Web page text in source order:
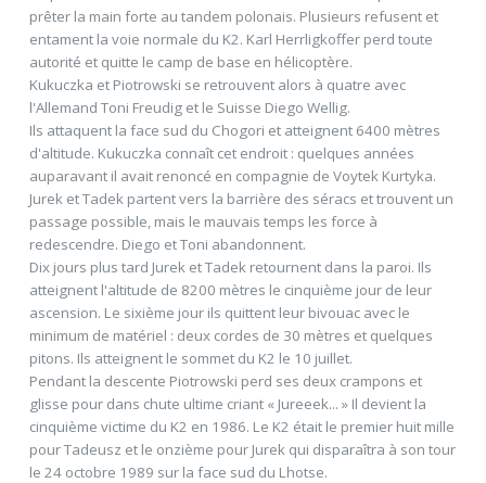
prêter la main forte au tandem polonais. Plusieurs refusent et
entament la voie normale du K2. Karl Herrligkoffer perd toute
autorité et quitte le camp de base en hélicoptère.
Kukuczka et Piotrowski se retrouvent alors à quatre avec
l'Allemand Toni Freudig et le Suisse Diego Wellig.
Ils attaquent la face sud du Chogori et atteignent 6400 mètres
d'altitude. Kukuczka connaît cet endroit : quelques années
auparavant il avait renoncé en compagnie de Voytek Kurtyka.
Jurek et Tadek partent vers la barrière des séracs et trouvent un
passage possible, mais le mauvais temps les force à
redescendre. Diego et Toni abandonnent.
Dix jours plus tard Jurek et Tadek retournent dans la paroi. Ils
atteignent l'altitude de 8200 mètres le cinquième jour de leur
ascension. Le sixième jour ils quittent leur bivouac avec le
minimum de matériel : deux cordes de 30 mètres et quelques
pitons. Ils atteignent le sommet du K2 le 10 juillet.
Pendant la descente Piotrowski perd ses deux crampons et
glisse pour dans chute ultime criant « Jureeek... » Il devient la
cinquième victime du K2 en 1986. Le K2 était le premier huit mille
pour Tadeusz et le onzième pour Jurek qui disparaîtra à son tour
le 24 octobre 1989 sur la face sud du Lhotse.